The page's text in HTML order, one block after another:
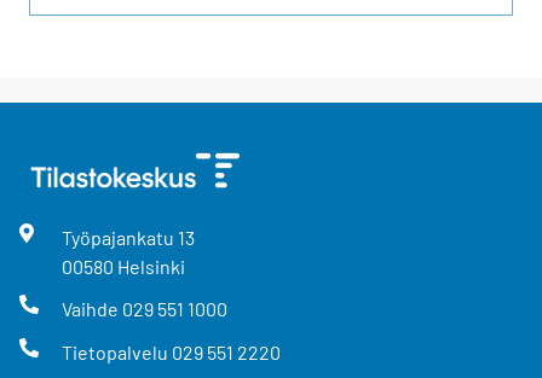
Työpajankatu 13
00580 Helsinki
Vaihde 029 551 1000
Tietopalvelu 029 551 2220